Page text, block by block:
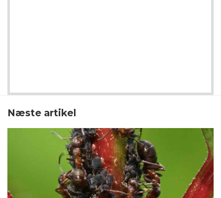
Næste artikel